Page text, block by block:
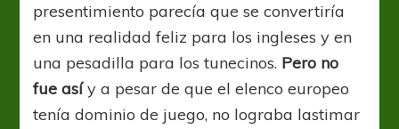
presentimiento parecía que se convertiría
en una realidad feliz para los ingleses y en
una pesadilla para los tunecinos. Pero no
fue asíy a pesar de que el elenco europeo
tenía dominio de juego, no lograba lastimar